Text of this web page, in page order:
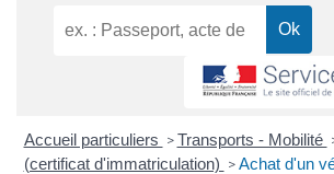
Accueil particuliers > Transports - Mobilité
(certificat d'immatriculation) > Achat d'un